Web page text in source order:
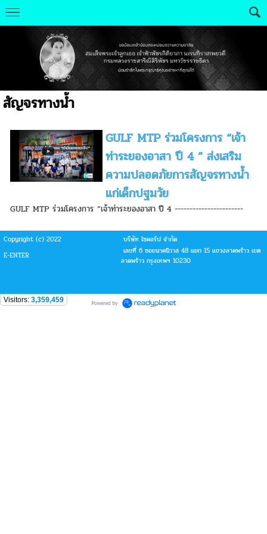
สัญจรทางน้ำ
GULF MTP ร่วมโครงการ “เจ้า
ท่าระยองอาสา ปี 4 ” ส่งเสริม
ความปลอดภัยการสัญจรทางน้ำ
แก่เด็กปฐมวัย
GULF MTP ร่วมโครงการ “เจ้าท่าระยองอาสา ปี 4 -----------------------
Copyright (c) 2022
บริษัท ไซคอร์ป จำกัด
E-ENTER
เลขที่ 6 ซอยนาคนิวาส 48 แยก 15 แขวงลาดพร้าว เขต
ลาดพร้าว กรุงเทพฯ 10230
Visitors: 3,359,459